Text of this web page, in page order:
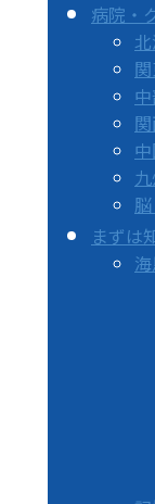
病院・
まずは